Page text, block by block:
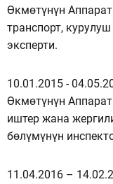
Өкмөтүнүн
транспорт,
эксперти.
10.01.2015 -
Өкмөтүнүн
иштер жана
бөлүмүнүн
11.04.2016 –